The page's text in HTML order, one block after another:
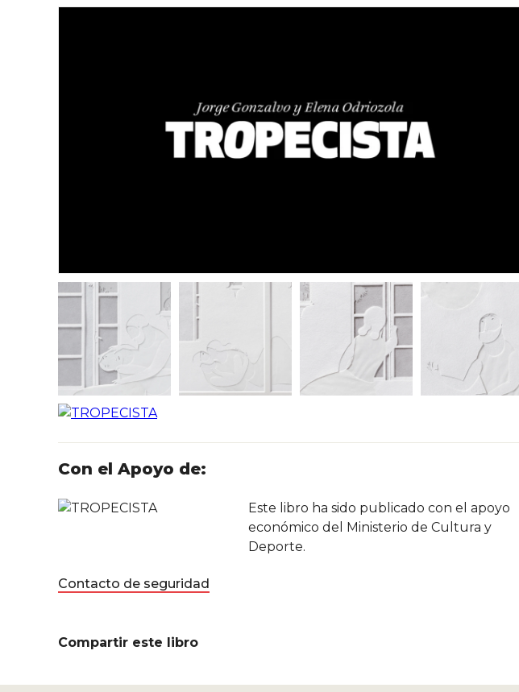
Con el Apoyo de:
Este libro ha sido publicado con el apoyo
económico del Ministerio de Cultura y
Deporte.
Contacto de seguridad
Compartir este libro